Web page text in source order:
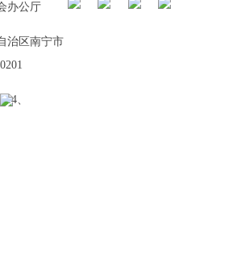
办公厅
治区南宁市
、